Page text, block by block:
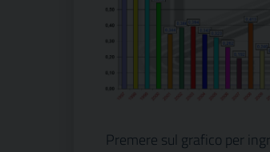
Premere sul grafico per